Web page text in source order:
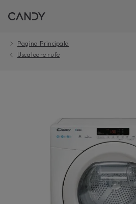
Pagina Principala
Uscatoare rufe